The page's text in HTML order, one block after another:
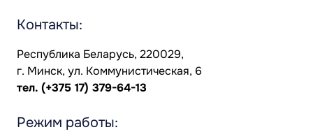
Контакты:
Республика Беларусь, 220029,
г. Минск, ул. Коммунистическая, 6
тел. (+375 17) 379-64-13
Режим работы: